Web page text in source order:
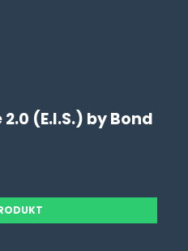
(E.I.S.) by Bond